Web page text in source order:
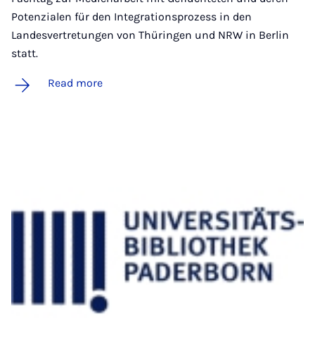
Potenzialen für den Integrationsprozess in den
Landesvertretungen von Thüringen und NRW in Berlin
statt.
Read more